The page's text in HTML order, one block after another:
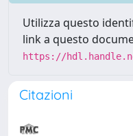
Utilizza questo
link a questo
https://
Citazioni